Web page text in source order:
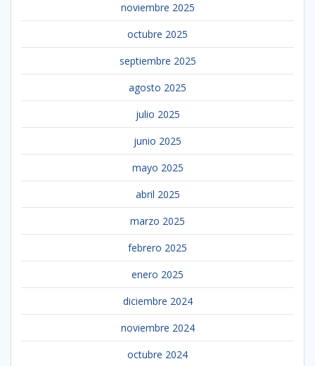
noviembre 2025
octubre 2025
septiembre 2025
agosto 2025
julio 2025
junio 2025
mayo 2025
abril 2025
marzo 2025
febrero 2025
enero 2025
diciembre 2024
noviembre 2024
octubre 2024